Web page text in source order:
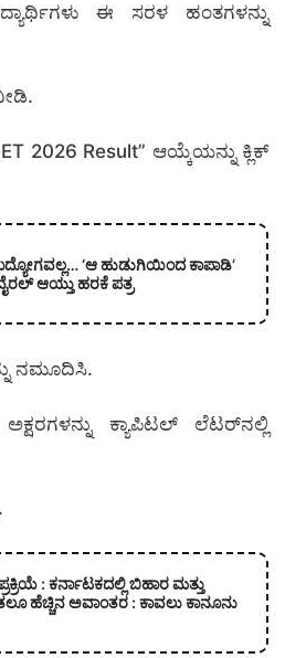
ಈ ಸರಳ ಹಂತಗಳನ್ನು
2026 Result” ಆಯ್ಕೆಯನ್ನು ಕ್ಲಿಕ್
‘ಆ ಹುಡುಗಿಯಿಂದ ಕಾಪಾಡಿ’
ಆಯ್ತು ಹರಕೆ ಪತ್ರ
ನಮೂದಿಸಿ.
ಕ್ಯಾಪಿಟಲ್ ಲೆಟರ್‌ನಲ್ಲಿ
: ಕರ್ನಾಟಕದಲ್ಲಿ ಬಿಹಾರ ಮತ್ತು
ಹೆಚ್ಚಿನ ಅವಾಂತರ : ಕಾವಲು ಕಾನೂನು